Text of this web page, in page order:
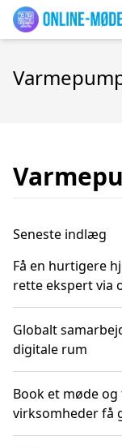
Seneste indlæg
Få en hurtigere
rette ekspert via
Globalt
digitale rum
Book et møde
virksomheder få